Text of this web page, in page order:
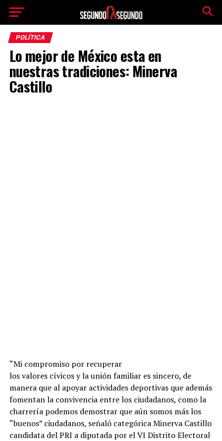
POLÍTICA
Lo mejor de México esta en
nuestras tradiciones: Minerva
Castillo
“Mi compromiso por recuperar
los valores cívicos y la unión familiar es sincero, de
manera que al apoyar actividades deportivas que además
fomentan la convivencia entre los ciudadanos, como la
charrería podemos demostrar que aún somos más los
“buenos” ciudadanos, señaló categórica Minerva Castillo
candidata del PRI a diputada por el VI Distrito Electoral